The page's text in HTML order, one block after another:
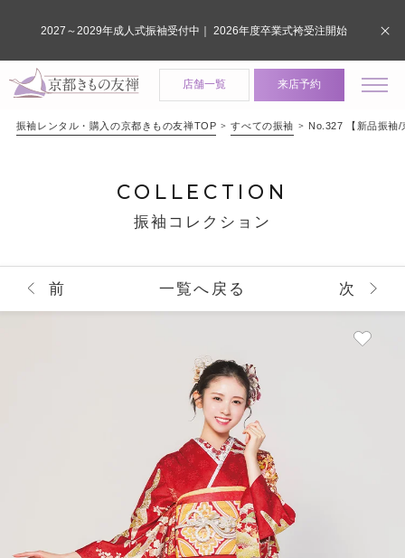
店舗一覧 来店予約
振袖レンタル・購入の京都きもの友禅TOP すべての振袖 No.327 【新品振袖/
COLLECTION
振袖コレクション
前 一覧へ戻る 次
2027～2029年成人式振袖受付中｜ 2026年度卒業式袴受注開始